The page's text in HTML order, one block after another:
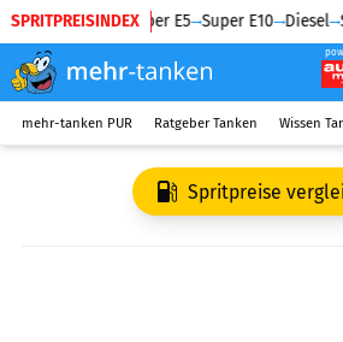
SPRITPREISINDEX
Diesel Super E5 Super E10 Diesel
mehr-tanken PUR Ratgeber Tanken Wissen
Spritpreise